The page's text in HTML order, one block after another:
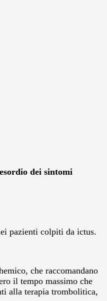
dei sintomi
pazienti colpiti da ictus.
che raccomandano
il tempo massimo che
alla terapia trombolitica,